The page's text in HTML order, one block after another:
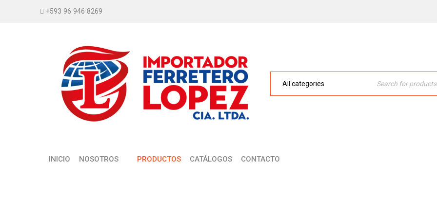
+593 96 946 8269
INICIO NOSOTROS PRODUCTOS CATÁLOGOS CONTACTO